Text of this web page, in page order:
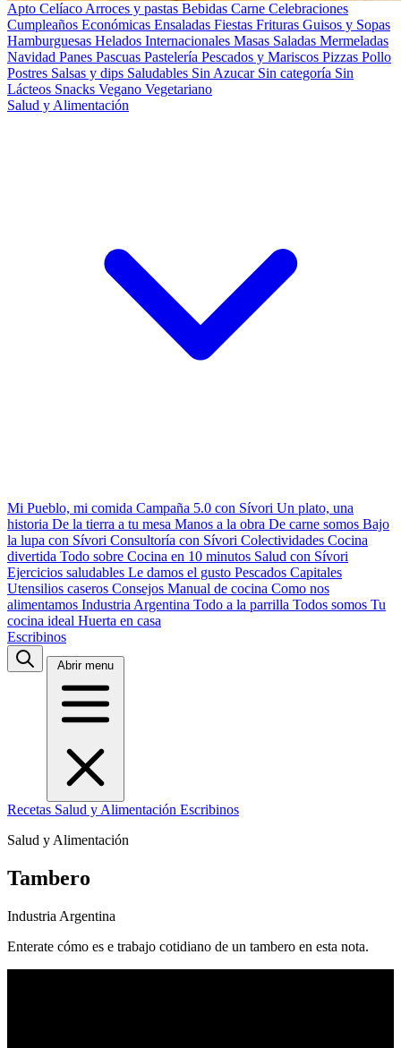
Apto Celíaco Arroces y pastas Bebidas Carne Celebraciones
Cumpleaños Económicas Ensaladas Fiestas Frituras Guisos y Sopas
Hamburguesas Helados Internacionales Masas Saladas Mermeladas
Navidad Panes Pascuas Pastelería Pescados y Mariscos Pizzas Pollo
Postres Salsas y dips Saludables Sin Azucar Sin categoría Sin
Lácteos Snacks Vegano Vegetariano
Salud y Alimentación
Mi Pueblo, mi comida Campaña 5.0 con Sívori Un plato, una
historia De la tierra a tu mesa Manos a la obra De carne somos Bajo
la lupa con Sívori Consultoría con Sívori Colectividades Cocina
divertida Todo sobre Cocina en 10 minutos Salud con Sívori
Ejercicios saludables Le damos el gusto Pescados Capitales
Utensilios caseros Consejos Manual de cocina Como nos
alimentamos Industria Argentina Todo a la parrilla Todos somos Tu
cocina ideal Huerta en casa
Escribinos
Abrir menu
Recetas Salud y Alimentación Escribinos
Salud y Alimentación
Tambero
Industria Argentina
Enterate cómo es e trabajo cotidiano de un tambero en esta nota.